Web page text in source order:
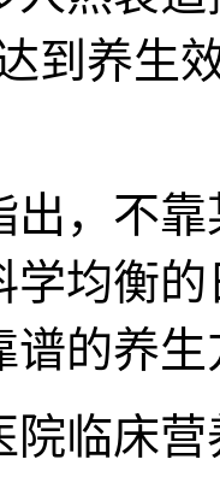
到养生
，不靠
学均衡
谱的养生
床营